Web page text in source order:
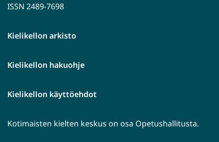
ISSN 2489-7698
Kielikellon arkisto
Kielikellon hakuohje
Kielikellon käyttöehdot
Kotimaisten kielten keskus on osa Opetushallitusta.